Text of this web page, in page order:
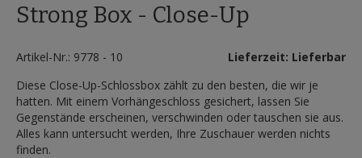
der
Bildergalerie
Strong Box - Close-Up
Artikel-Nr.: 9778 - 10
Lieferzeit: Lieferbar
Diese Close-Up-Schlossbox zählt zu den besten, die wir je
hatten. Mit einem Vorhängeschloss gesichert, lassen Sie
Gegenstände erscheinen, verschwinden oder tauschen sie aus.
Alles kann untersucht werden, Ihre Zuschauer werden nichts
finden.